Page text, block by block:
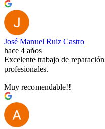
José Manuel Ruiz Castro
hace 4 años
Excelente trabajo de
profesionales.
Muy recomendable!!